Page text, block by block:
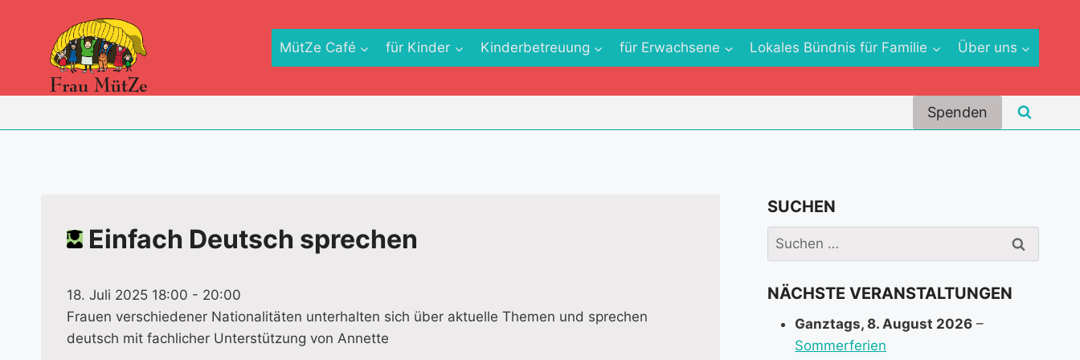
springen
MütZe Café für Kinder Kinderbetreuung für Erwachsene Lokales Bündnis für Familie Über uns
Spenden
Einfach Deutsch sprechen
18. Juli 2025 18:00 - 20:00
Frauen verschiedener Nationalitäten unterhalten sich über aktuelle Themen und sprechen
deutsch mit fachlicher Unterstützung von Annette
SUCHEN
Suchen
nach:
NÄCHSTE VERANSTALTUNGEN
Ganztags,8. August 2026 –
Sommerferien